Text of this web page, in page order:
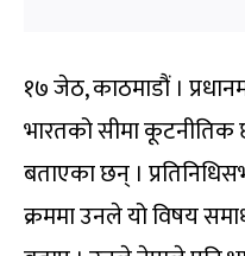
१७ जेठ, काठमाडौं ।
भारतको सीमा
बताएका छन् ।
क्रममा उनले यो विषय